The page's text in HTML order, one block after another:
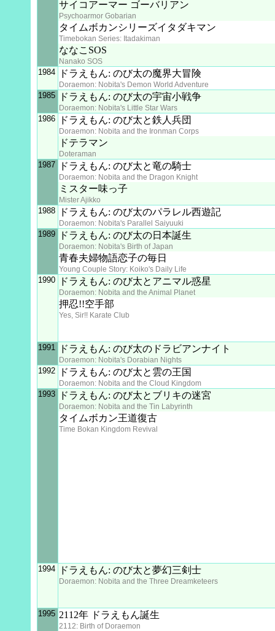
サイコアーマー ゴーバリアン
Psychoarmor Gobarian
タイムボカンシリーズイタダキマン
Timebokan Series: Itadakiman
ななこSOS
Nanako SOS
1984 ドラえもん: のび太の魔界大冒険
Doraemon: Nobita's Demon World Adventure
1985 ドラえもん: のび太の宇宙小戦争
Doraemon: Nobita's Little Star Wars
1986 ドラえもん: のび太と鉄人兵団
Doraemon: Nobita and the Ironman Corps
ドテラマン
Doteraman
1987 ドラえもん: のび太と竜の騎士
Doraemon: Nobita and the Dragon Knight
ミスター味っ子
Mister Ajikko
1988 ドラえもん: のび太のパラレル西遊記
Doraemon: Nobita's Parallel Saiyuuki
1989 ドラえもん: のび太の日本誕生
Doraemon: Nobita's Birth of Japan
青春夫婦物語恋子の毎日
Young Couple Story: Koiko's Daily Life
1990 ドラえもん: のび太とアニマル惑星
Doraemon: Nobita and the Animal Planet
押忍!!空手部
Yes, Sir!! Karate Club
1991 ドラえもん: のび太のドラビアンナイト
Doraemon: Nobita's Dorabian Nights
1992 ドラえもん: のび太と雲の王国
Doraemon: Nobita and the Cloud Kingdom
1993 ドラえもん: のび太とブリキの迷宮
Doraemon: Nobita and the Tin Labyrinth
タイムボカン王道復古
Time Bokan Kingdom Revival
1994 ドラえもん: のび太と夢幻三剣士
Doraemon: Nobita and the Three Dreamketeers
1995 2112年 ドラえもん誕生
2112: Birth of Doraemon